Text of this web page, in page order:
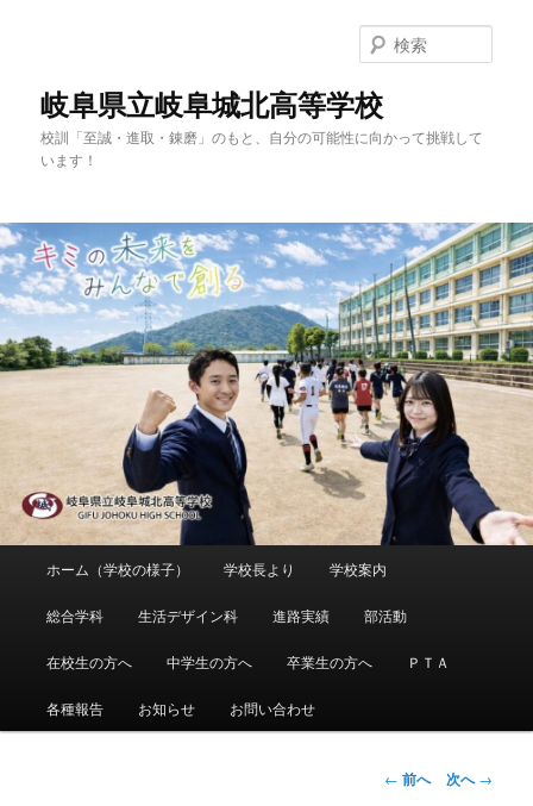
岐阜県立岐阜城北高等学校
校訓「至誠・進取・錬磨」のもと、自分の可能性に向かって挑戦して
います！
索
メ
イ
ン
ホーム（学校の様子） 学校長より 学校案内
総合学科 生活デザイン科 進路実績 部活動
在校生の方へ 中学生の方へ 卒業生の方へ ＰＴＡ
各種報告 お知らせ お問い合わせ
投
← 前へ 次へ→